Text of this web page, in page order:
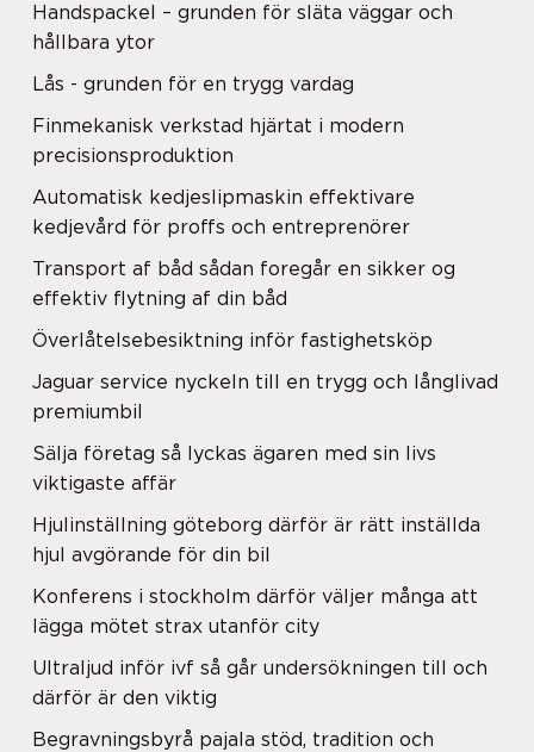
Handspackel – grunden för släta väggar och
hållbara ytor
Lås - grunden för en trygg vardag
Finmekanisk verkstad hjärtat i modern
precisionsproduktion
Automatisk kedjeslipmaskin effektivare
kedjevård för proffs och entreprenörer
Transport af båd sådan foregår en sikker og
effektiv flytning af din båd
Överlåtelsebesiktning inför fastighetsköp
Jaguar service nyckeln till en trygg och långlivad
premiumbil
Sälja företag så lyckas ägaren med sin livs
viktigaste affär
Hjulinställning göteborg därför är rätt inställda
hjul avgörande för din bil
Konferens i stockholm därför väljer många att
lägga mötet strax utanför city
Ultraljud inför ivf så går undersökningen till och
därför är den viktig
Begravningsbyrå pajala stöd, tradition och